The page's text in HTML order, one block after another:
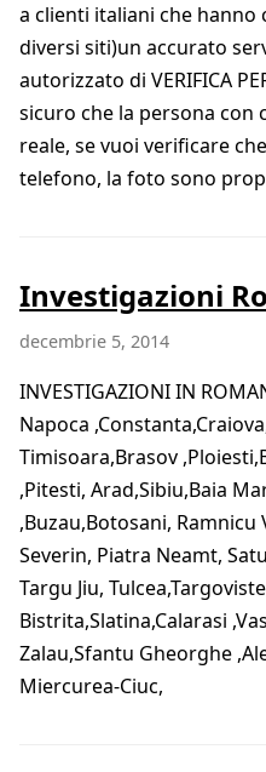
a clienti italiani che hanno
diversi siti)un accurato
autorizzato di VERIFICA
sicuro che la persona con
reale, se vuoi verificare
telefono, la foto sono
Investigazioni
decembrie 5, 2014
INVESTIGAZIONI IN
Napoca
Timisoara,Brasov
,Pitesti, Arad,Sibiu,Baia
,Buzau,Botosani, Ramnicu
Severin, Piatra Neamt,
Targu Jiu,
Bistrita,Slatina,Calarasi
Zalau,Sfantu Gheorghe
Miercurea-Ciuc,